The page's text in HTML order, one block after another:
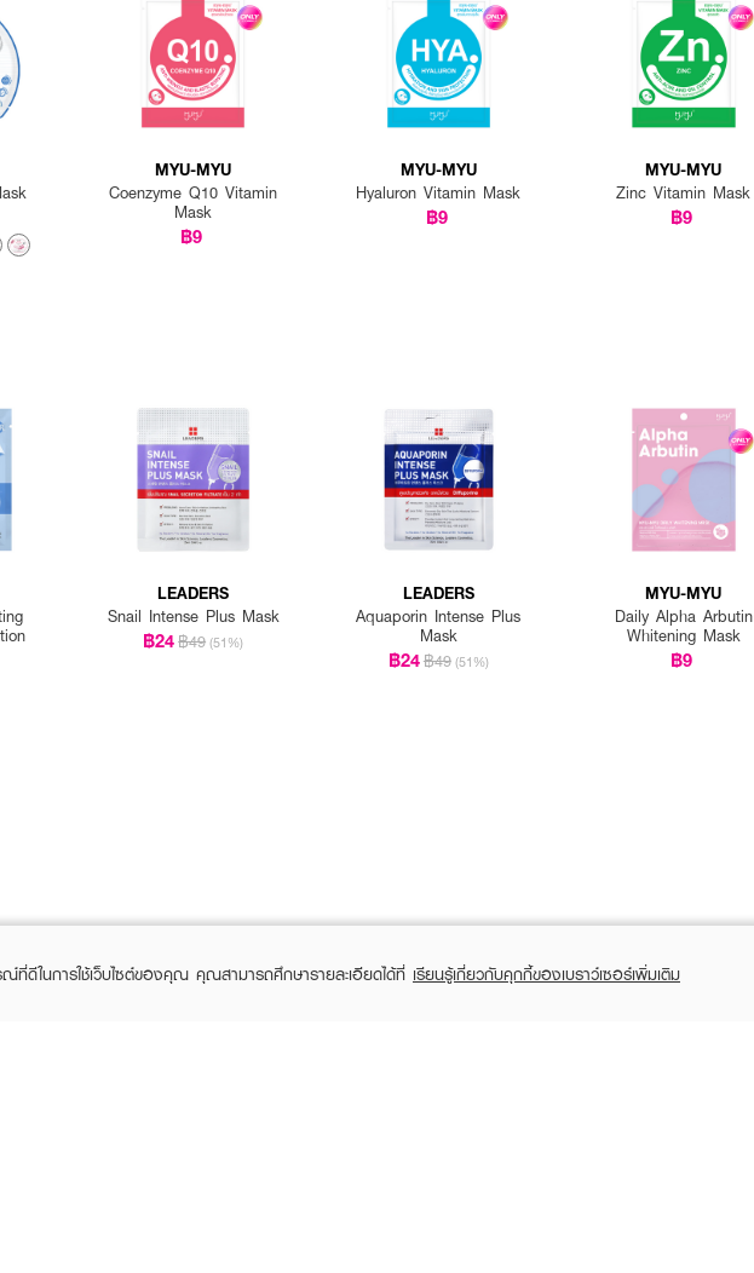
MYU-MYU
Coenzyme Q10 Vitamin
Mask
฿9
MYU-MYU
Hyaluron Vitamin Mask
฿9
MYU-MYU
Zinc Vitamin Mask
฿9
LEADERS
Snail Intense Plus Mask
฿24฿49 (51%)
LEADERS
Aquaporin Intense Plus
Mask
฿24฿49 (51%)
MYU-MYU
Daily Alpha Arbutin
Whitening Mask
฿9
ที่ดีในการใช้เว็บไซต์ของคุณ คุณสามารถศึกษารายละเอียดได้ที่ เรียนรู้เกี่ยวกับคุกกี้ของเบราว์เซอร์เพิ่มเติม